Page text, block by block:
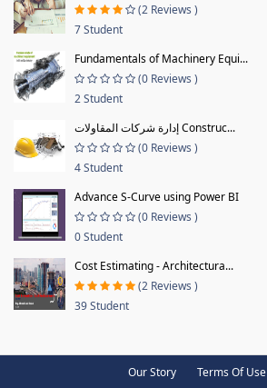
(2 Reviews )
7 Student
Fundamentals of Machinery Equi...
(0 Reviews )
2 Student
إدارة شركات المقاولات Construc...
(0 Reviews )
4 Student
Advance S-Curve using Power BI
(0 Reviews )
0 Student
Cost Estimating - Architectura...
(2 Reviews )
39 Student
Our Story Terms Of Use